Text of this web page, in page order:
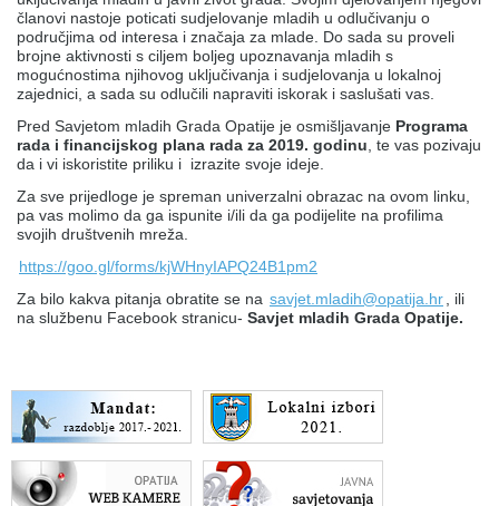
članovi nastoje poticati sudjelovanje mladih u odlučivanju o
područjima od interesa i značaja za mlade. Do sada su proveli
brojne aktivnosti s ciljem boljeg upoznavanja mladih s
mogućnostima njihovog uključivanja i sudjelovanja u lokalnoj
zajednici, a sada su odlučili napraviti iskorak i saslušati vas.
Pred Savjetom mladih Grada Opatije je osmišljavanje Programa
rada i financijskog plana rada za 2019. godinu , te vas pozivaju
da i vi iskoristite priliku i izrazite svoje ideje.
Za sve prijedloge je spreman univerzalni obrazac na ovom linku,
pa vas molimo da ga ispunite i/ili da ga podijelite na profilima
svojih društvenih mreža.
https://goo.gl/forms/kjWHnyIAPQ24B1pm2
Za bilo kakva pitanja obratite se na savjet.mladih@opatija.hr
, ili
na službenu Facebook stranicu- Savjet mladih Grada Opatije.